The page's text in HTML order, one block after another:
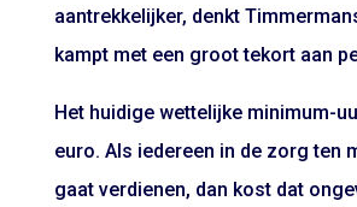
aantrekkelijker, denkt
kampt met een groot tekort aan
Het huidige wettelijke minimum-
euro. Als iedereen in de zorg ten
gaat verdienen, dan kost dat